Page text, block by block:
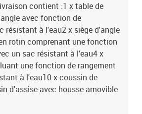
contient :1 x table de
avec fonction de
résistant à l'eau2 x siège d'angle
rotin comprenant une fonction
un sac résistant à l'eau4 x
une fonction de rangement
à l'eau10 x coussin de
d'assise avec housse amovible